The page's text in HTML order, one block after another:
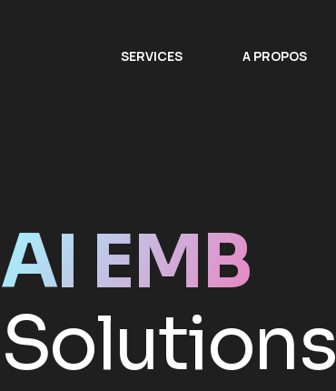
SERVICES A PROPOS
AI EMB
Solutions